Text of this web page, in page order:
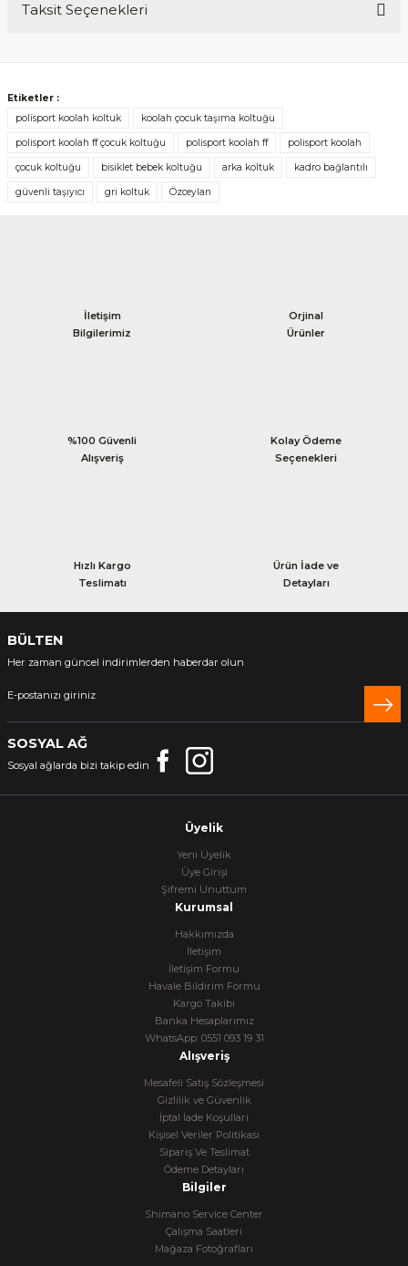
Taksit Seçenekleri
Etiketler :
polisport koolah koltuk
koolah çocuk taşıma koltuğu
polisport koolah ff çocuk koltuğu polisport koolah ff polisport koolah
çocuk koltuğu bisiklet bebek koltuğu arka koltuk kadro bağlantılı
güvenli taşıyıcı gri koltuk Özceylan
İletişim
Bilgilerimiz
Orjinal
Ürünler
%100 Güvenli
Alışveriş
Kolay Ödeme
Seçenekleri
Hızlı Kargo
Teslimatı
Ürün İade ve
Detayları
BÜLTEN
Her zaman güncel indirimlerden haberdar olun
SOSYAL AĞ
Sosyal ağlarda bizi takip edin
Üyelik
Yeni Üyelik
Üye Girişi
Şifremi Unuttum
Kurumsal
Hakkımızda
İletişim
İletişim Formu
Havale Bildirim Formu
Kargo Takibi
Banka Hesaplarımız
WhatsApp: 0551 093 19 31
Alışveriş
Mesafeli Satış Sözleşmesi
Gizlilik ve Güvenlik
İptal İade Koşullari
Kişisel Veriler Politikası
Sipariş Ve Teslimat
Ödeme Detayları
Bilgiler
Shimano Service Center
Çalışma Saatleri
Mağaza Fotoğrafları